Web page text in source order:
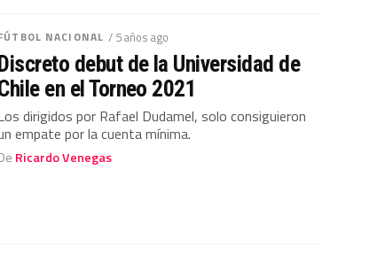
NACIONAL / 5 años ago
debut de la Universidad de
en el Torneo 2021
dirigidos por Rafael Dudamel, solo consiguieron
empate por la cuenta mínima.
Ricardo Venegas